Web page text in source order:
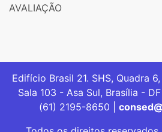
AVALIAÇÃO
Edifício Brasil 21. SHS, Quadra
Sala 103 - Asa Sul, Brasília - DF
(61) 2195-8650 |